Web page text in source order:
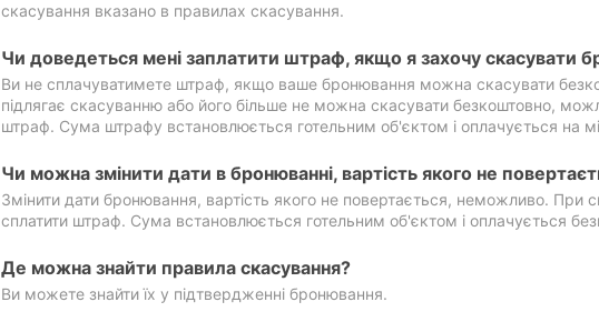
скасування вказано в правилах скасування.
Чи доведеться мені заплатити штраф, якщо я захочу скасувати
Ви не сплачуватимете штраф, якщо ваше бронювання можна скасувати
підлягає скасуванню або його більше не можна скасувати безкоштовно,
штраф. Сума штрафу встановлюється готельним об'єктом і оплачується на
Чи можна змінити дати в бронюванні, вартість якого не
Змінити дати бронювання, вартість якого не повертається, неможливо. При
сплатити штраф. Сума встановлюється готельним об'єктом і оплачується
Де можна знайти правила скасування?
Ви можете знайти їх у підтвердженні бронювання.